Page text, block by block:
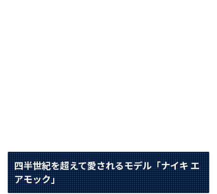
四半世紀を超えて愛されるモデル「ナイキ エ
アモック」